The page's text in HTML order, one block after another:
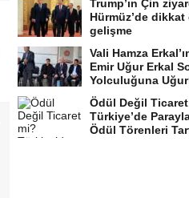
Trump’ın Çin
Hürmüz’de dikkat
gelişme
Vali Hamza
Emir Uğur Erkal
Yolculuğuna
Ödül Değil
Türkiye’de
Ödül Törenleri